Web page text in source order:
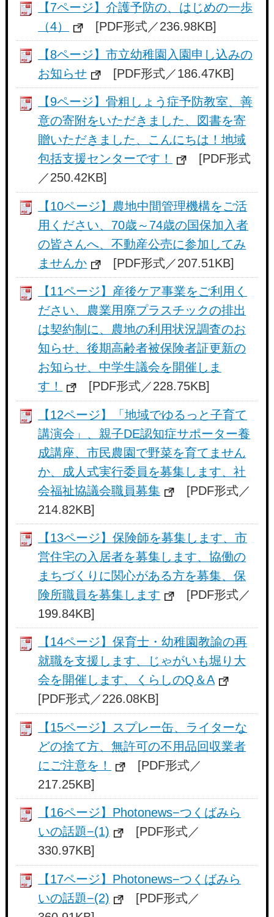
【7ページ】介護予防の、はじめの一歩
（4）
[PDF形式／236.98KB]
【8ページ】市立幼稚園入園申し込みの
お知らせ
[PDF形式／186.47KB]
【9ページ】骨粗しょう症予防教室、善
意の寄附をいただきました、図書を寄
贈いただきました、こんにちは！地域
包括支援センターです！
[PDF形式
／250.42KB]
【10ページ】農地中間管理機構をご活
用ください、70歳～74歳の国保加入者
の皆さんへ、不動産公売に参加してみ
ませんか
[PDF形式／207.51KB]
【11ページ】産後ケア事業をご利用く
ださい、農業用廃プラスチックの排出
は契約制に、農地の利用状況調査のお
知らせ、後期高齢者被保険者証更新の
お知らせ、中学生議会を開催しま
す！
[PDF形式／228.75KB]
【12ページ】「地域でゆるっと子育て
講演会」、親子DE認知症サポーター養
成講座、市民農園で野菜を育てません
か、成人式実行委員を募集します、社
会福祉協議会職員募集
[PDF形式／
214.82KB]
【13ページ】保険師を募集します、市
営住宅の入居者を募集します、協働の
まちづくりに関心がある方を募集、保
険所職員を募集します
[PDF形式／
199.84KB]
【14ページ】保育士・幼稚園教諭の再
就職を支援します、じゃがいも堀り大
会を開催します、くらしのQ＆A
[PDF形式／226.08KB]
【15ページ】スプレー缶、ライターな
どの捨て方、無許可の不用品回収業者
にご注意を！
[PDF形式／
217.25KB]
【16ページ】Photonews−つくばみら
いの話題−(1)
[PDF形式／
330.97KB]
【17ページ】Photonews−つくばみら
いの話題−(2)
[PDF形式／